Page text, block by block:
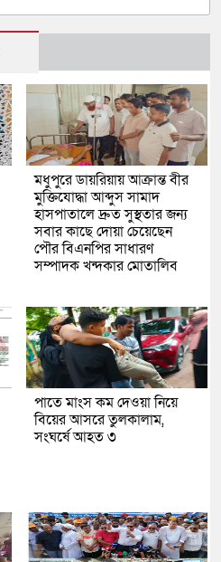
মধুপুরে ডায়রিয়ায় আক্রান্ত বীর
মুক্তিযোদ্ধা আব্দুস সামাদ
হাসপাতালে দ্রুত সুস্থতার জন্য
সবার কাছে দোয়া চেয়েছেন
পৌর বিএনপির সাধারণ
সম্পাদক খন্দকার মোতালিব
পাতে মাংস কম দেওয়া নিয়ে
বিয়ের আসরে তুলকালাম,
সংঘর্ষে আহত ৩